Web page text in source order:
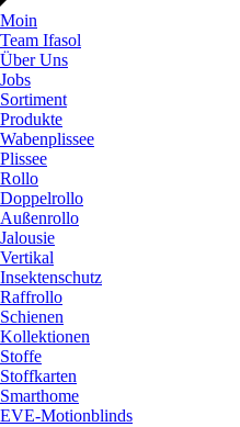
Moin
Team Ifasol
Über Uns
Jobs
Sortiment
Produkte
Wabenplissee
Plissee
Rollo
Doppelrollo
Außenrollo
Jalousie
Vertikal
Insektenschutz
Raffrollo
Schienen
Kollektionen
Stoffe
Stoffkarten
Smarthome
EVE-Motionblinds